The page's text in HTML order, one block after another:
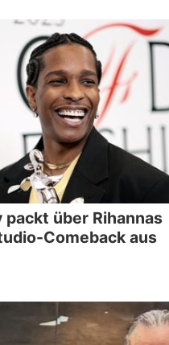
packt über Rihannas
Comeback aus